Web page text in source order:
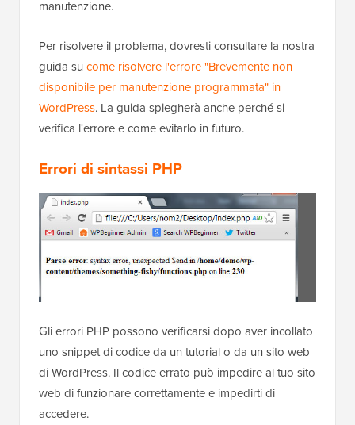
manutenzione.
Per risolvere il problema, dovresti consultare la nostra
guida su come risolvere l'errore "Brevemente non
disponibile per manutenzione programmata" in
WordPress. La guida spiegherà anche perché si
verifica l'errore e come evitarlo in futuro.
Errori di sintassi PHP
Gli errori PHP possono verificarsi dopo aver incollato
uno snippet di codice da un tutorial o da un sito web
di WordPress. Il codice errato può impedire al tuo sito
web di funzionare correttamente e impedirti di
accedere.